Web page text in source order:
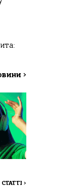
>
СТАТТІ >